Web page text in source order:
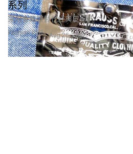
Fashion 时装
系列
采用金属银替代经典皮标。
Aug 26, 2022